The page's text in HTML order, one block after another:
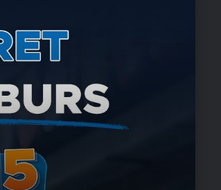
Dijital Taşımacılık Yazılımı
Alaaddin KAHYA: Müzik Tutkusuyla
Yerini Almiş Bir Kariyer
Kerim Kılınç ve Viral İçerik
Stratejilerinin Yükselişi